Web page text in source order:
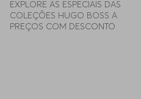
EXPLORE AS ESPECIAIS DAS
COLEÇÕES HUGO BOSS A
PREÇOS COM DESCONTO